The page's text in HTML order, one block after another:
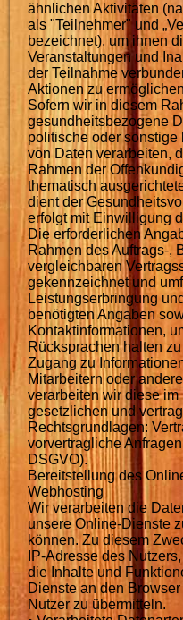
ähnlichen Aktivitäten
als "Teilnehmer" und
bezeichnet), um ihnen
Veranstaltungen und
der Teilnahme
Aktionen zu
Sofern wir in diesem
gesundheitsbezogene
politische oder
von Daten verarbeiten,
Rahmen der
thematisch
dient der
erfolgt mit Einwilligung
Die erforderlichen
Rahmen des Auftrags-,
vergleichbaren
gekennzeichnet und
Leistungserbringung
benötigten Angaben
Kontaktinformationen,
Rücksprachen halten
Zugang zu
Mitarbeitern oder
verarbeiten wir diese
gesetzlichen und
Rechtsgrundlagen:
vorvertragliche
DSGVO).
Bereitstellung des
Webhosting
Wir verarbeiten die
unsere Online-Dienste
können. Zu diesem
IP-Adresse des
die Inhalte und
Dienste an den
Nutzer zu übermitteln.